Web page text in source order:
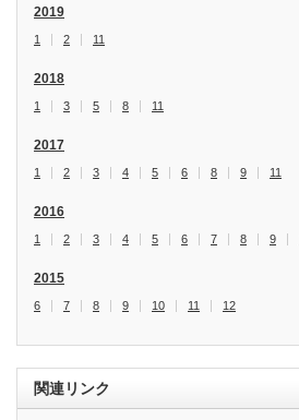
2019
1 2 11
2018
1 3 5 8 11
2017
1 2 3 4 5 6 8 9 11
2016
1 2 3 4 5 6 7 8 9
2015
6 7 8 9 10 11 12
関連リンク